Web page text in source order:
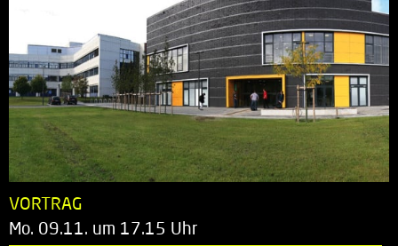
VORTRAG
Mo. 09.11. um 17.15 Uhr